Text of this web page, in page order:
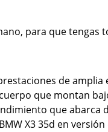
para que
de
que montan
que abarca
X3 35d en